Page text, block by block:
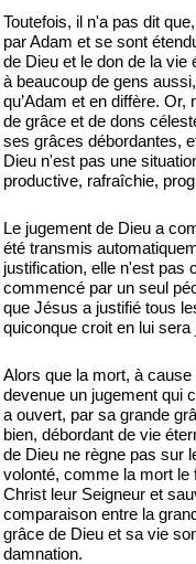
Toutefois, il n'a pas dit
par Adam et se sont
de Dieu et le don de la vie
à beaucoup de gens
qu’Adam et en diffère.
de grâce et de dons
ses grâces débordantes,
Dieu n'est pas une
productive, rafraîchie,
Le jugement de Dieu a
été transmis
justification, elle n'est pas
commencé par un seul
que Jésus a justifié tous
quiconque croit en lui sera
Alors que la mort, à
devenue un jugement qui
a ouvert, par sa grande
bien, débordant de vie
de Dieu ne règne pas sur
volonté, comme la mort le
Christ leur Seigneur et
comparaison entre la
grâce de Dieu et sa vie
damnation.